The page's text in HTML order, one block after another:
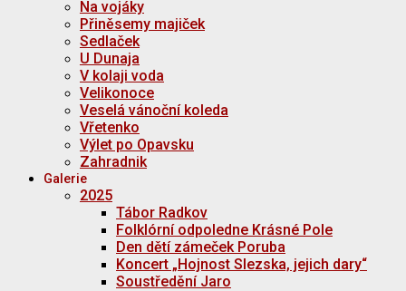
Na vojáky
Přiněsemy majiček
Sedlaček
U Dunaja
V kolaji voda
Velikonoce
Veselá vánoční koleda
Vřetenko
Výlet po Opavsku
Zahradnik
Galerie
2025
Tábor Radkov
Folklórní odpoledne Krásné Pole
Den dětí zámeček Poruba
Koncert „Hojnost Slezska, jejich dary“
Soustředění Jaro